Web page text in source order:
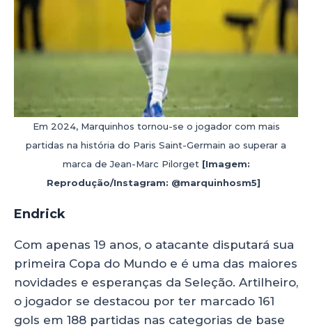
Em 2024, Marquinhos tornou-se o jogador com mais
partidas na história do Paris Saint-Germain ao superar a
marca de Jean-Marc Pilorget [Imagem:
Reprodução/Instagram: @marquinhosm5]
Endrick
Com apenas 19 anos, o atacante disputará sua
primeira Copa do Mundo e é uma das maiores
novidades e esperanças da Seleção. Artilheiro,
o jogador se destacou por ter marcado 161
gols em 188 partidas nas categorias de base